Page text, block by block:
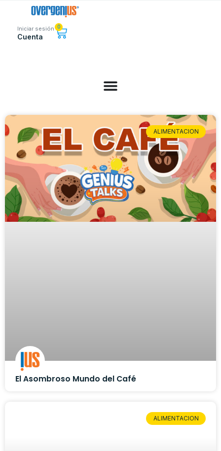
Iniciar sesión
Cuenta
0
ALIMENTACION
El Asombroso Mundo del Café
ALIMENTACION